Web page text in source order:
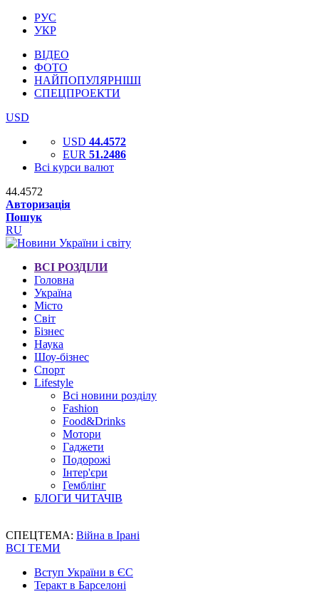
РУС
УКР
ВІДЕО
ФОТО
НАЙПОПУЛЯРНІШІ
СПЕЦПРОЕКТИ
USD
USD 44.4572
EUR 51.2486
Всі курси валют
44.4572
Авторизація
Пошук
RU
ВСІ РОЗДІЛИ
Головна
Україна
Місто
Світ
Бізнес
Наука
Шоу-бізнес
Спорт
Lifestyle
Всі новини розділу
Fashion
Food&Drinks
Мотори
Гаджети
Подорожі
Інтер'єри
Гемблінг
БЛОГИ ЧИТАЧІВ
СПЕЦТЕМА: Війна в Ірані
ВСІ ТЕМИ
Вступ України в ЄС
Теракт в Барселоні